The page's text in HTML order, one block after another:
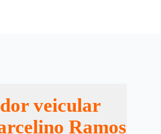
veicular
Ramos